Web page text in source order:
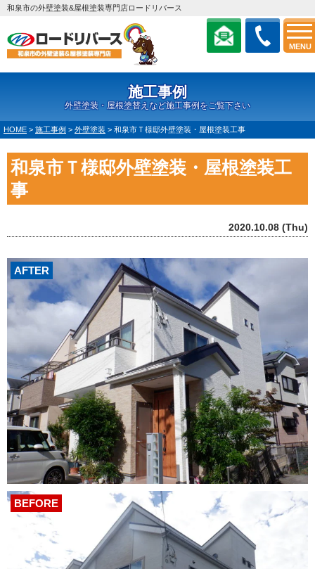
MENU
和泉市の外壁塗装&屋根塗装専門店ロードリバース
施工事例
外壁塗装・屋根塗替えなど施工事例をご覧下さい
HOME > 施工事例 > 外壁塗装 > 和泉市Ｔ様邸外壁塗装・屋根塗装工事
和泉市Ｔ様邸外壁塗装・屋根塗装工
事
2020.10.08 (Thu)
AFTER
BEFORE